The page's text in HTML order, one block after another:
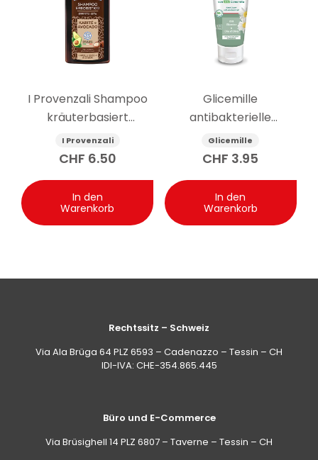
I Provenzali Shampoo
kräuterbasiert
Seideneffekt
Sheabutter und
I Provenzali
CHF 6.50
In den
Warenkorb
Glicemille
antibakterielle
feuchtigkeitsspendende
Handcreme 100ml
Glicemille
CHF 3.95
In den
Warenkorb
Rechtssitz – Schweiz
Via Ala Brüga 64 PLZ 6593 – Cadenazzo – Tessin – CH
IDI-IVA: CHE-354.865.445
Büro und E-Commerce
Via Brüsighell 14 PLZ 6807 – Taverne – Tessin – CH